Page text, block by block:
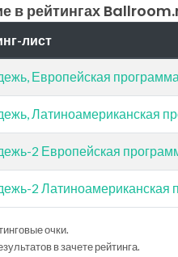
в рейтингах
лист
Европейская программа
Латиноамериканская
2 Европейская
2 Латиноамериканская
очки.
в зачете рейтинга.